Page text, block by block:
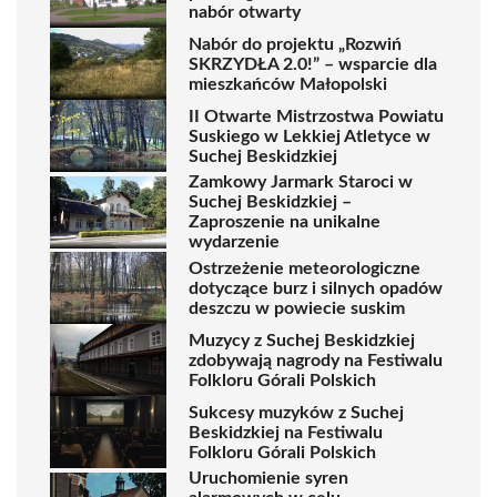
nabór otwarty
Nabór do projektu „Rozwiń
SKRZYDŁA 2.0!” – wsparcie dla
mieszkańców Małopolski
II Otwarte Mistrzostwa Powiatu
Suskiego w Lekkiej Atletyce w
Suchej Beskidzkiej
Zamkowy Jarmark Staroci w
Suchej Beskidzkiej –
Zaproszenie na unikalne
wydarzenie
Ostrzeżenie meteorologiczne
dotyczące burz i silnych opadów
deszczu w powiecie suskim
Muzycy z Suchej Beskidzkiej
zdobywają nagrody na Festiwalu
Folkloru Górali Polskich
Sukcesy muzyków z Suchej
Beskidzkiej na Festiwalu
Folkloru Górali Polskich
Uruchomienie syren